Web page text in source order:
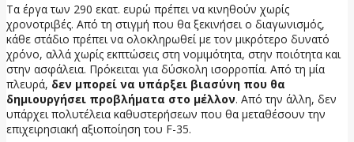
Τα έργα των 290 εκατ. ευρώ πρέπει να κινηθούν χωρίς
χρονοτριβές. Από τη στιγμή που θα ξεκινήσει ο διαγωνισμός,
κάθε στάδιο πρέπει να ολοκληρωθεί με τον μικρότερο δυνατό
χρόνο, αλλά χωρίς εκπτώσεις στη νομιμότητα, στην ποιότητα και
στην ασφάλεια. Πρόκειται για δύσκολη ισορροπία. Από τη μία
πλευρά, δεν μπορεί να υπάρξει βιασύνη που θα
δημιουργήσει προβλήματα στο μέλλον. Από την άλλη, δεν
υπάρχει πολυτέλεια καθυστερήσεων που θα μεταθέσουν την
επιχειρησιακή αξιοποίηση του F-35.